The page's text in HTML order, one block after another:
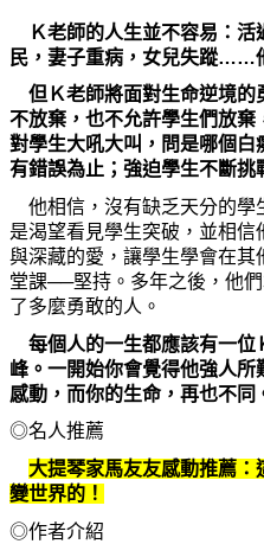
Ｋ老師的人生並不容易：活
民，妻子重病，女兒失蹤……
但Ｋ老師將面對生命逆境的
不放棄，也不允許學生們放
對學生大吼大叫，問是哪個白
有錯誤為止； 強迫學生不斷挑
他相信，沒有缺乏天分的學
是渴望看見學生突破，並相
與深藏的愛，讓學生學會在
堂課──堅持。多年之後，他
了多麼勇敢的人。
每個人的一生都應該有一位
峰。一開始你會覺得他強人所
感動，而你的生命，再也不同
◎名人推薦
大提琴家馬友友感動推薦
變世界的！
◎作者介紹